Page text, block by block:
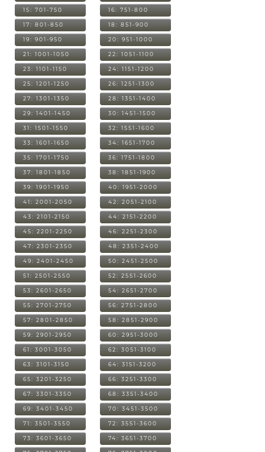
15: 701-750 16: 751-800
17: 801-850 18: 851-900
19: 901-950 20: 951-1000
21: 1001-1050 22: 1051-1100
23: 1101-1150 24: 1151-1200
25: 1201-1250 26: 1251-1300
27: 1301-1350 28: 1351-1400
29: 1401-1450 30: 1451-1500
31: 1501-1550 32: 1551-1600
33: 1601-1650 34: 1651-1700
35: 1701-1750 36: 1751-1800
37: 1801-1850 38: 1851-1900
39: 1901-1950 40: 1951-2000
41: 2001-2050 42: 2051-2100
43: 2101-2150 44: 2151-2200
45: 2201-2250 46: 2251-2300
47: 2301-2350 48: 2351-2400
49: 2401-2450 50: 2451-2500
51: 2501-2550 52: 2551-2600
53: 2601-2650 54: 2651-2700
55: 2701-2750 56: 2751-2800
57: 2801-2850 58: 2851-2900
59: 2901-2950 60: 2951-3000
61: 3001-3050 62: 3051-3100
63: 3101-3150 64: 3151-3200
65: 3201-3250 66: 3251-3300
67: 3301-3350 68: 3351-3400
69: 3401-3450 70: 3451-3500
71: 3501-3550 72: 3551-3600
73: 3601-3650 74: 3651-3700